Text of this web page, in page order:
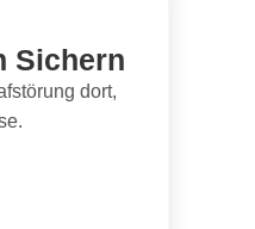
Sichern
dort,